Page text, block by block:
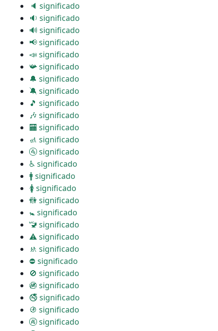
🔈 significado
🔉 significado
🔊 significado
📢 significado
📣 significado
📯 significado
🔔 significado
🔕 significado
🎵 significado
🎶 significado
🏧 significado
🚮 significado
🚰 significado
♿ significado
🚹 significado
🚺 significado
🚻 significado
🚼 significado
🚾 significado
⚠ significado
🚸 significado
⛔ significado
🚫 significado
🚳 significado
🚭 significado
🚯 significado
🚱 significado